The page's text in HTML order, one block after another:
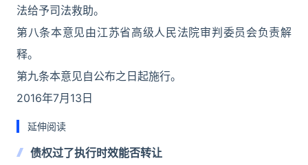
法给予司法救助。
第八条本意见由江苏省高级人民法院审判委员会负责解
释。
第九条本意见自公布之日起施行。
2016年7月13日
延伸阅读
债权过了执行时效能否转让